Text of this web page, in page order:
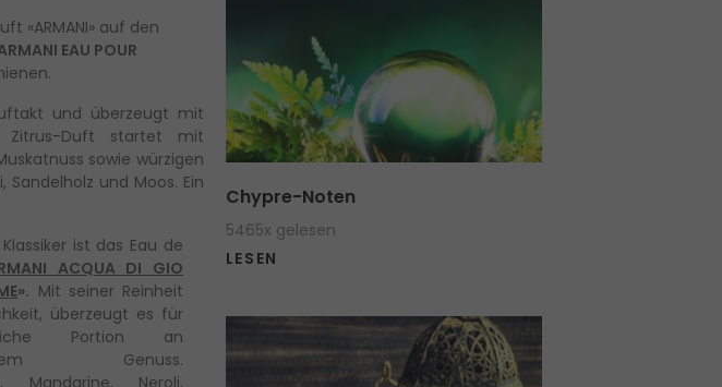
«ARMANI» auf den
EAU POUR
und überzeugt mit
Zitrus-Duft startet mit
sowie würzigen
und Moos. Ein
ist das Eau de
ACQUA DI GIO
». Mit seiner Reinheit
überzeugt es für
Portion an
Genuss.
Chypre-Noten
5465x gelesen
LESEN